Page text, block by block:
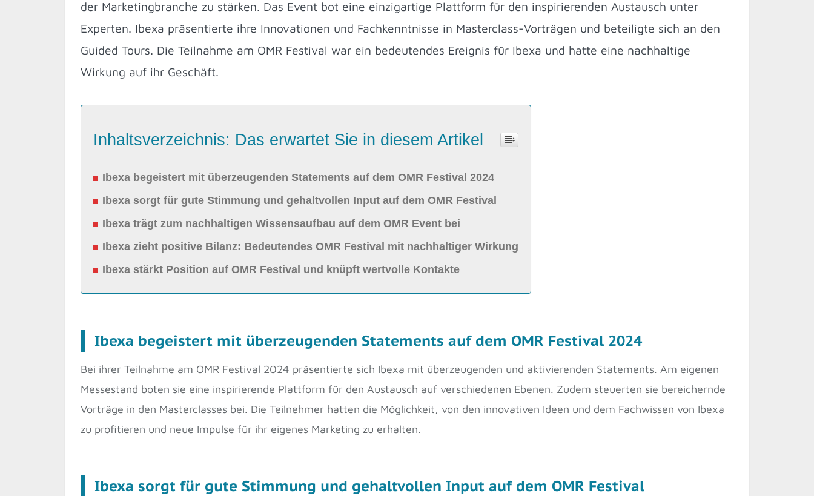
der Marketingbranche zu stärken. Das Event bot eine einzigartige Plattform für den inspirierenden Austausch unter
Experten. Ibexa präsentierte ihre Innovationen und Fachkenntnisse in Masterclass-Vorträgen und beteiligte sich an den
Guided Tours. Die Teilnahme am OMR Festival war ein bedeutendes Ereignis für Ibexa und hatte eine nachhaltige
Wirkung auf ihr Geschäft.
Inhaltsverzeichnis: Das erwartet Sie in diesem Artikel
Ibexa begeistert mit überzeugenden Statements auf dem OMR Festival 2024
Ibexa sorgt für gute Stimmung und gehaltvollen Input auf dem OMR Festival
Ibexa trägt zum nachhaltigen Wissensaufbau auf dem OMR Event bei
Ibexa zieht positive Bilanz: Bedeutendes OMR Festival mit nachhaltiger Wirkung
Ibexa stärkt Position auf OMR Festival und knüpft wertvolle Kontakte
Ibexa begeistert mit überzeugenden Statements auf dem OMR Festival 2024
Bei ihrer Teilnahme am OMR Festival 2024 präsentierte sich Ibexa mit überzeugenden und aktivierenden Statements. Am eigenen
Messestand boten sie eine inspirierende Plattform für den Austausch auf verschiedenen Ebenen. Zudem steuerten sie bereichernde
Vorträge in den Masterclasses bei. Die Teilnehmer hatten die Möglichkeit, von den innovativen Ideen und dem Fachwissen von Ibexa
zu profitieren und neue Impulse für ihr eigenes Marketing zu erhalten.
Ibexa sorgt für gute Stimmung und gehaltvollen Input auf dem OMR Festival